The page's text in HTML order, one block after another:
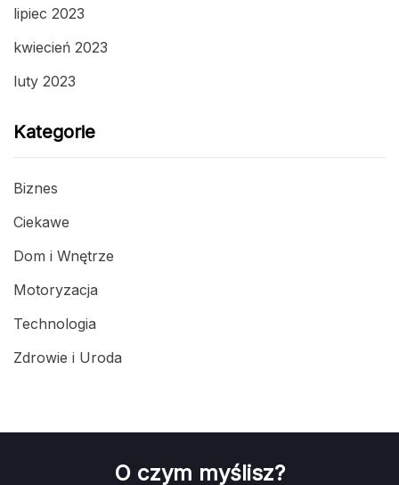
lipiec 2023
kwiecień 2023
luty 2023
Kategorie
Biznes
Ciekawe
Dom i Wnętrze
Motoryzacja
Technologia
Zdrowie i Uroda
O czym myślisz?